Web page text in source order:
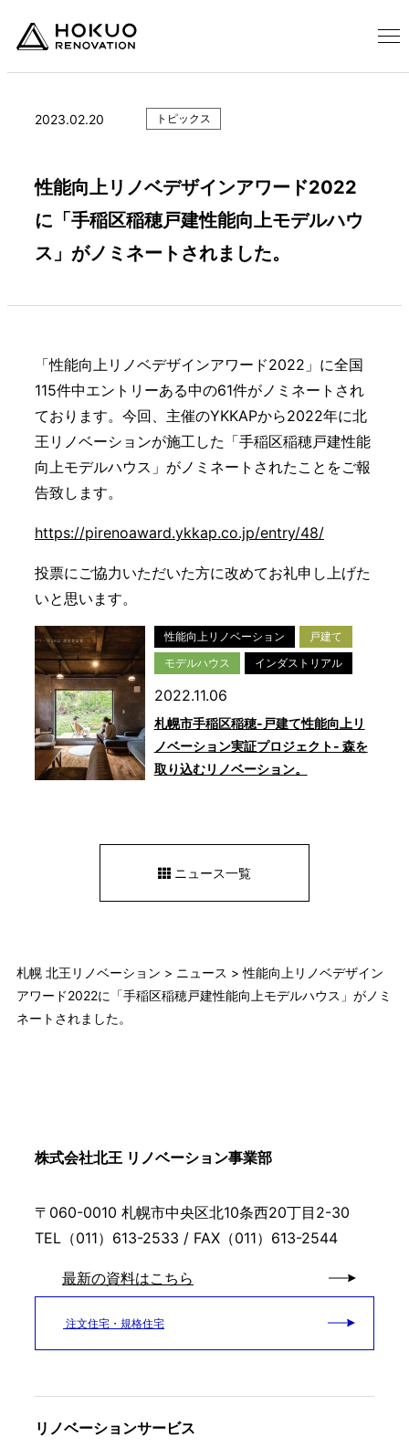
2023.02.20 トピックス
性能向上リノベデザインアワード2022
に「手稲区稲穂戸建性能向上モデルハウ
ス」がノミネートされました。
「性能向上リノベデザインアワード2022」に全国
115件中エントリーある中の61件がノミネートされ
ております。今回、主催のYKKAPから2022年に北
王リノベーションが施工した「手稲区稲穂戸建性能
向上モデルハウス」がノミネートされたことをご報
告致します。
https://pirenoaward.ykkap.co.jp/entry/48/
投票にご協力いただいた方に改めてお礼申し上げた
いと思います。
性能向上リノベーション
戸建て
モデルハウス
インダストリアル
2022.11.06
札幌市手稲区稲穂-戸建て性能向上リ
ノベーション実証プロジェクト- 森を
取り込むリノベーション。
ニュース一覧
札幌 北王リノベーション > ニュース >性能向上リノベデザイン
アワード2022に「手稲区稲穂戸建性能向上モデルハウス」がノミ
ネートされました。
株式会社北王 リノベーション事業部
〒060-0010 札幌市中央区北10条西20丁目2-30
TEL（011）613-2533 / FAX（011）613-2544
最新の資料はこちら
注文住宅・規格住宅
リノベーションサービス